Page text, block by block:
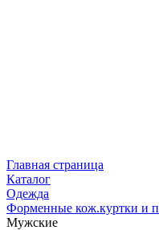
Главная страница
Каталог
Одежда
Форменные кож.куртки и
Мужские